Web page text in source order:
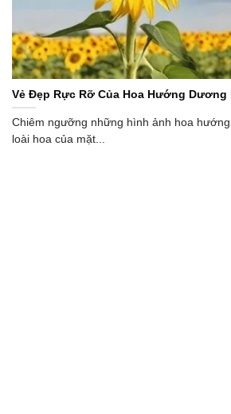
Vẻ Đẹp Rực Rỡ Của Hoa Hướng Dương
Chiêm ngưỡng những hình ảnh hoa
loài hoa của mặt...